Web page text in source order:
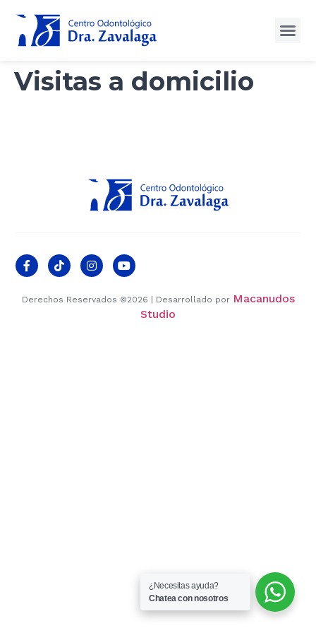
Visitas a domicilio
Derechos Reservados ©2026 | Desarrollado por Macanudos
Studio
¿Necesitas ayuda?
Chatea con nosotros